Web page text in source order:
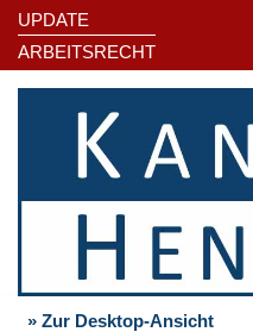
UPDATE
ARBEITSRECHT
» Zur Desktop-Ansicht